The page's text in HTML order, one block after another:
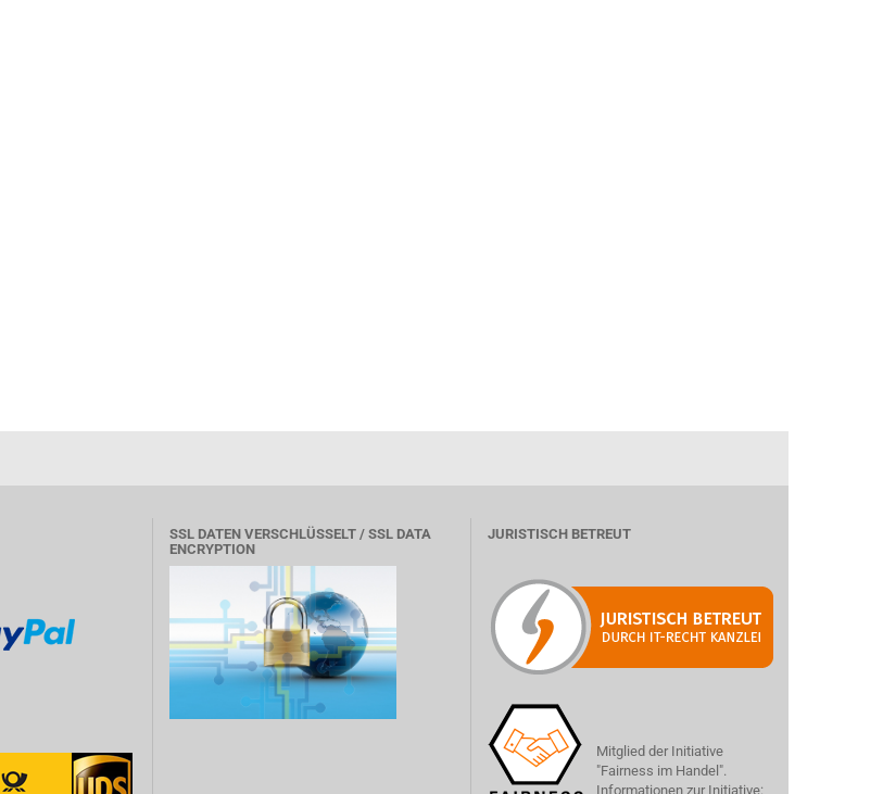
SSL DATEN VERSCHLÜSSELT / SSL DATA
ENCRYPTION
JURISTISCH BETREUT
Mitglied der Initiative
"Fairness im Handel".
Informationen zur Initiative: